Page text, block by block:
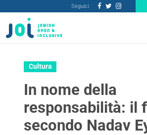
Seguici:
Cultura
In nome della
responsabilità: il
secondo Nadav